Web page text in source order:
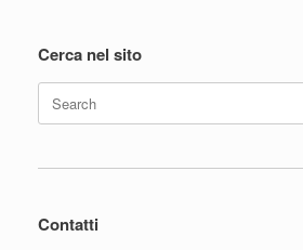
Cerca nel sito
Search
for:
Contatti